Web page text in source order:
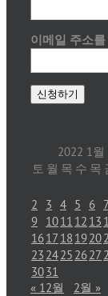
이메일 주소
2022 1월
토 월 목 수 목
2
3 4 5 6 7
9 1011 12 13
1617 18 1920
23 2425 2627
3031
« 12월
2월 »